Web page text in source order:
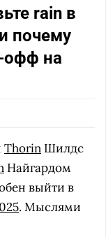
rain в
почему
офф на
Thorin Шилдс
Найгардом
выйти в
. Мыслями